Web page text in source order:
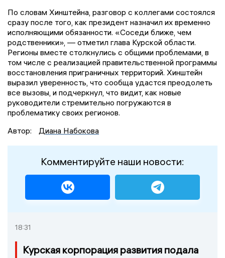
По словам Хинштейна, разговор с коллегами состоялся
сразу после того, как президент назначил их временно
исполняющими обязанности. «Соседи ближе, чем
родственники», — отметил глава Курской области.
Регионы вместе столкнулись с общими проблемами, в
том числе с реализацией правительственной программы
восстановления приграничных территорий. Хинштейн
выразил уверенность, что сообща удастся преодолеть
все вызовы, и подчеркнул, что видит, как новые
руководители стремительно погружаются в
проблематику своих регионов.
Автор:
Диана Набокова
Комментируйте наши новости:
18:31
Курская корпорация развития подала